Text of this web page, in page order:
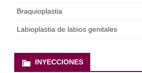
Braquioplastia
Labioplastia de labios genitales
INYECCIONES